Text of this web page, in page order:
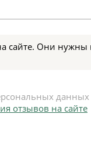
сайте. Они нужны
данных
отзывов на сайте